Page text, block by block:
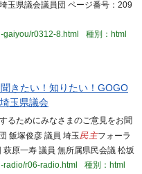
玉県議会議員団 ページ番号：209
gaiyou/r0312-8.html
種別：html
きたい！知りたい！GOGO
玉県議会
るためにみなさまのご意見をお聞
飯塚俊彦 議員 埼玉民主フォーラ
原一寿 議員 無所属県民会議 松坂
radio/r06-radio.html
種別：html